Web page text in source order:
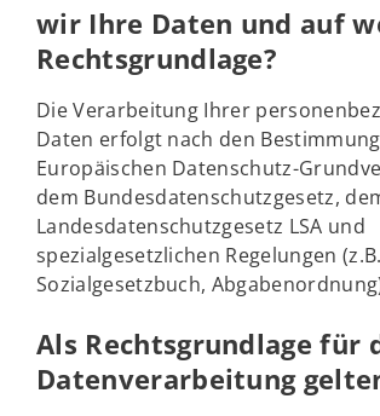
wir Ihre Daten und auf
Rechtsgrundlage?
Die Verarbeitung Ihrer
Daten erfolgt nach den
Europäischen Datenschutz-
dem Bundesdatenschutzgesetz,
Landesdatenschutzgesetz LSA und
spezialgesetzlichen Regelungen (z.B.
Sozialgesetzbuch,
Als Rechtsgrundlage für
Datenverarbeitung